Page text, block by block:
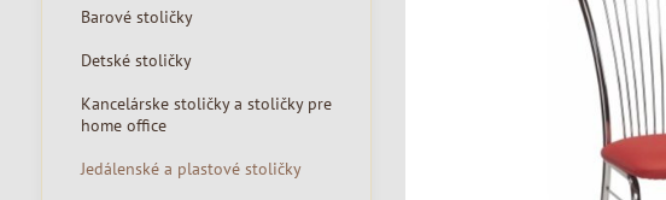
Barové stoličky
Detské stoličky
Kancelárske stoličky a stoličky pre
home office
Jedálenské a plastové stoličky